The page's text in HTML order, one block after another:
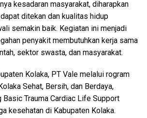
kesadaran masyarakat, diharapkan
ditekan dan kualitas hidup
semakin baik. Kegiatan ini menjadi
penyakit membutuhkan kerja sama
sektor swasta, dan masyarakat.
Kolaka, PT Vale melalui rogram
Sehat, Bersih, dan Berdaya,
Basic Trauma Cardiac Life Support
kesehatan di Kabupaten Kolaka.